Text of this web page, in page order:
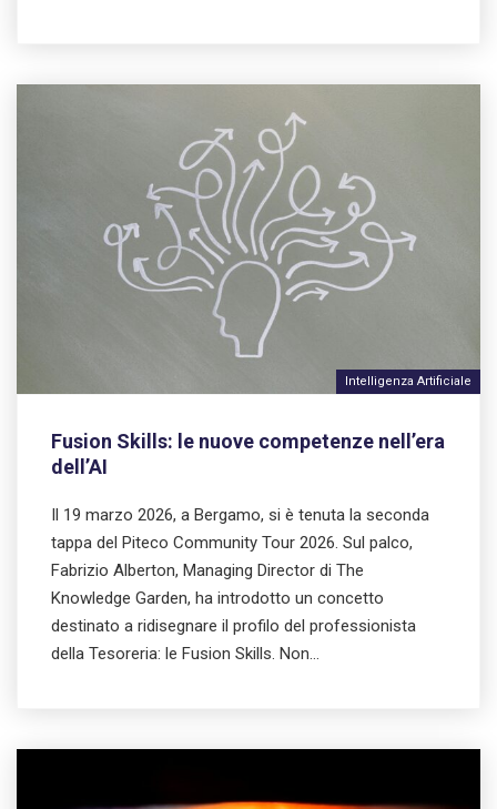
Intelligenza Artificiale
Fusion Skills: le nuove competenze nell’era
dell’AI
Il 19 marzo 2026, a Bergamo, si è tenuta la seconda
tappa del Piteco Community Tour 2026. Sul palco,
Fabrizio Alberton, Managing Director di The
Knowledge Garden, ha introdotto un concetto
destinato a ridisegnare il profilo del professionista
della Tesoreria: le Fusion Skills. Non…